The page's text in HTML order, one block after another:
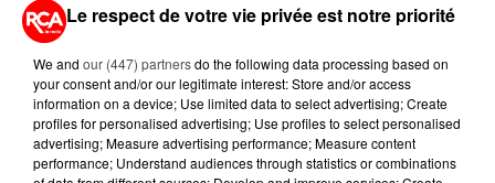
A LIRE AUSSI...
3 août 2026
TRAIN : L'ÉTÉ DE TOUS LES
RETARDS, LA SNCF SOUS LE FEU
DES CRITIQUES
Le respect de votre vie privée est notre priorité
We and our (447) partnersdo the following data processing based on
your consent and/or our legitimate interest: Store and/or access
information on a device; Use limited data to select advertising; Create
profiles for personalised advertising; Use profiles to select personalised
advertising; Measure advertising performance; Measure content
performance; Understand audiences through statistics or combinations